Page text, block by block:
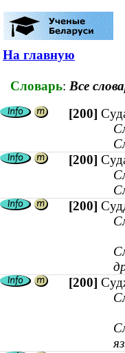
На главную
Словарь: Все
[200]
[200]
[200]
[200]